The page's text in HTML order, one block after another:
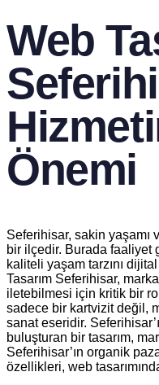
Web
Önemi
Seferihisar, sakin yaşamı
bir ilçedir. Burada faaliyet
kaliteli yaşam tarzını
Tasarım Seferihisar,
iletebilmesi için kritik bir
sadece bir kartvizit değil,
sanat eseridir.
buluşturan bir tasarım,
Seferihisar’ın organik
özellikleri, web